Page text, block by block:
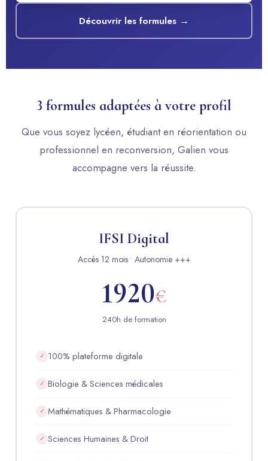
Découvrir les formules →
3 formules adaptées à votre profil
Que vous soyez lycéen, étudiant en réorientation ou
professionnel en reconversion, Galien vous
accompagne vers la réussite.
IFSI Digital
Accès 12 mois • Autonomie +++
1920€
240h de formation
✓ 100% plateforme digitale
✓ Biologie & Sciences médicales
✓ Mathématiques & Pharmacologie
✓ Sciences Humaines & Droit